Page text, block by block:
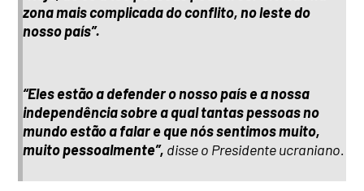
zona mais complicada do conflito, no leste do
nosso país”.
“Eles estão a defender o nosso país e a nossa
independência sobre a qual tantas pessoas no
mundo estão a falar e que nós sentimos muito,
muito pessoalmente”, disse o Presidente ucraniano.